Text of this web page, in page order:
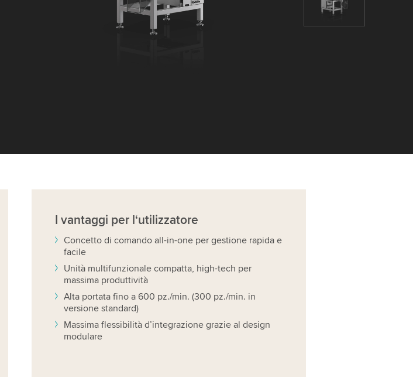
I vantaggi per l‘utilizzatore
Concetto di comando all-in-one per gestione rapida e
facile
Unità multifunzionale compatta, high-tech per
massima produttività
Alta portata fino a 600 pz./min. (300 pz./min. in
versione standard)
Massima flessibilità d’integrazione grazie al design
modulare